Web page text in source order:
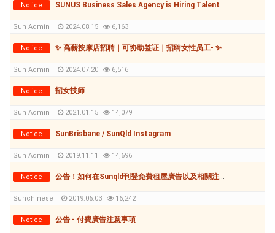
Notice SUNUS Business Sales Agency is Hiring Talented Individuals to Grow Together!
Sun Admin 2024.08.15 6,163
Notice ✨ 高薪按摩店招聘｜可协助签证｜招聘女性员工- ✨
Sun Admin 2024.07.20 6,516
Notice 招女技师
Sun Admin 2021.01.15 14,079
Notice SunBrisbane / SunQld Instagram
Sun Admin 2019.11.11 14,696
Notice 公告！如何在Sunqld刊登免費租屋廣告以及相關注意事項
Sunchinese 2019.06.03 16,242
Notice 公告 - 付費廣告注意事項